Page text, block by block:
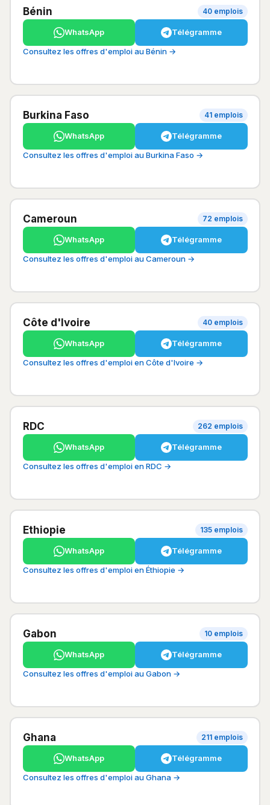
Bénin 40 emplois
WhatsApp
Télégramme
Consultez les offres d'emploi au Bénin →
Burkina Faso 41 emplois
WhatsApp
Télégramme
Consultez les offres d'emploi au Burkina Faso →
Cameroun 72 emplois
WhatsApp
Télégramme
Consultez les offres d'emploi au Cameroun →
Côte d'Ivoire 40 emplois
WhatsApp
Télégramme
Consultez les offres d'emploi en Côte d'Ivoire →
RDC 262 emplois
WhatsApp
Télégramme
Consultez les offres d'emploi en RDC →
Ethiopie 135 emplois
WhatsApp
Télégramme
Consultez les offres d'emploi en Éthiopie →
Gabon 10 emplois
WhatsApp
Télégramme
Consultez les offres d'emploi au Gabon →
Ghana 211 emplois
WhatsApp
Télégramme
Consultez les offres d'emploi au Ghana →